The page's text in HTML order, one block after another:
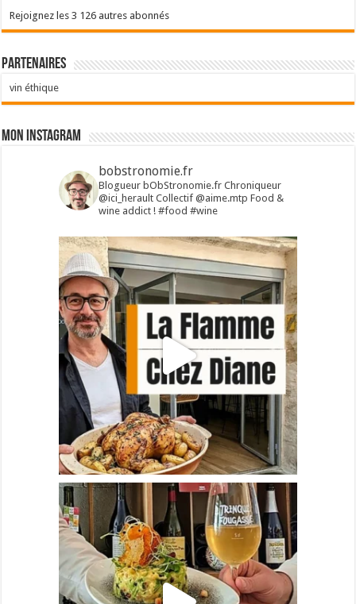
Rejoignez les 3 126 autres abonnés
Partenaires
vin éthique
Mon Instagram
bobstronomie.fr
Blogueur bObStronomie.fr Chroniqueur
@ici_heraultCollectif @aime.mtp Food &
wine addict !#food #wine